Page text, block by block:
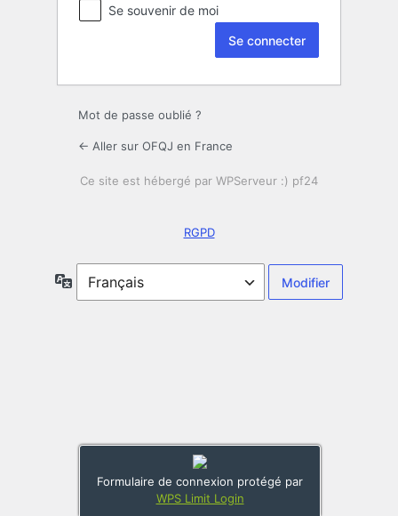
Formulaire de connexion protégé par
WPS Limit Login
Se souvenir de moi
Mot de passe oublié ?
← Aller sur OFQJ en France
RGPD
Langue